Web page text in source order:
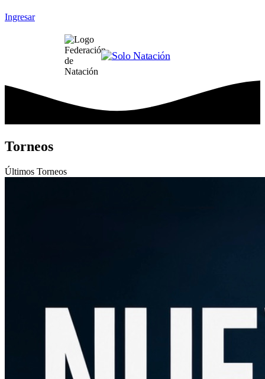
Ingresar
Torneos
Últimos Torneos